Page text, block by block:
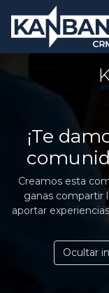
¡Te
Creamos esta
ganas compartir
aportar
Ocultar